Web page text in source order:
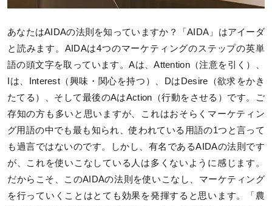
あなたはAIDAの法則を知っていますか？「AIDA」はアイーダ
と読みます。AIDAは4つのマーケティングのステップの英単
語の頭文字を取っています。Aは、Attention（注意を引く）、
Iは、Interest（興味・関心を持つ）、DはDesire（欲求をかき
たてる）、そして最後のAはAction（行動をさせる）です。ご
存知の方も多いと思いますが、これはおそらくマーケティン
グ用語の中でも最も知られ、使われている用語の1つと言って
も過言ではないのです。しかし、有名であるAIDAの法則です
が、これを使いこなしている人は多くないように感じます。
だからこそ、このAIDAの法則を使いこなし、マーケティング
を行っていくことはとても効果を発揮すると思います。「農